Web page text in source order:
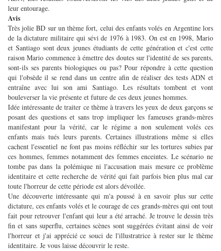
leur entourage.
Avis
Très jolie BD sur un thème fort, celui des enfants volés en Argentine lors
de la dictature militaire qui sévi de 1976 à 1983. On est en 1998, Mario
et Santiago sont deux jeunes étudiants de cette génération et c'est cette
raison Mario commence à émettre des doutes sur l'identité de ses parents,
sont-ils ses parents biologiques ou pas? Pour répondre à cette question
qui l'obsède il se rend dans un centre afin de réaliser des tests ADN et
entraîne avec lui son ami Santiago. Les résultats tombent et vont
bouleverser la vie présente et future de ces deux jeunes hommes.
Idée intéressante de traiter ce thème à travers les yeux de deux garçons se
posant des questions et sans trop impliquer les fameuses grands-mères
manifestant pour la vérité, car le régime a non seulement volés ces
enfants mais tués leurs parents. Certaines illustrations même si elles
cachent l'essentiel ne font pas moins réfléchir sur les tortures subies par
ces hommes, femmes notamment des femmes enceintes. Le scénario ne
tombe pas dans la polémique ni l'accusation mais mesure ce problème
identitaire et cette recherche de vérité qui fait parfois bien plus mal car
toute l'horreur de cette période est alors dévoilée.
Une découverte intéressante qui m'a poussé à en savoir plus sur cette
dictature, ces enfants volés et le courage de ces grands-mères qui ont tout
fait pour retrouver l'enfant qui leur a été arraché. Je trouve le dessin très
fin et sans superflu, certaines scènes sont suggérées évitant ainsi de voir
l'horreur et j'ai apprécié ce souci de l'illustratrice à rester sur le thème
identitaire. Je vous laisse découvrir le reste.